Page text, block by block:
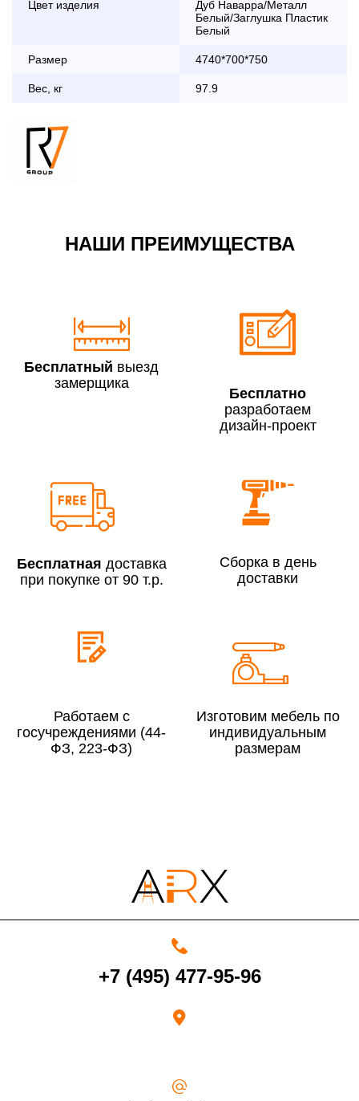
Цвет изделия
Дуб Наварра/Металл
Белый/Заглушка Пластик
Белый
Размер 4740*700*750
Вес, кг 97.9
дни с 8:30 до 18:00
2 000 руб.
Доставка по Московской области с 8:30 до 18:00
До 90 000 руб.
Свыше 300 000 руб.
Сборка по Московской области при заказе:
До 300 000 руб.
По Москве
10%
По Московской области
Срок возврата товара надлежащего качества составляет 30 дней с
счет в течение 5-30 рабочих дней (срок зависит от банка, который
выдал Вашу банковскую карту).
НАШИ ПРЕИМУЩЕСТВА
Бесплатный выезд
замерщика
Бесплатно
разработаем
дизайн-проект
Бесплатная доставка
при покупке от 90 т.р.
Сборка в день
доставки
Работаем с
госучреждениями (44-
ФЗ, 223-ФЗ)
Изготовим мебель по
индивидуальным
размерам
+7 (495) 477-95-96